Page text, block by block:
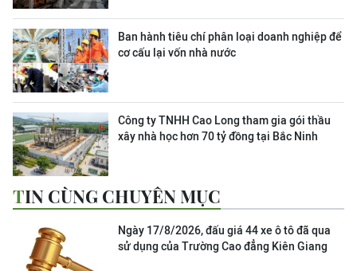
Ban hành tiêu chí phân loại doanh nghiệp để
cơ cấu lại vốn nhà nước
Công ty TNHH Cao Long tham gia gói thầu
xây nhà học hơn 70 tỷ đồng tại Bắc Ninh
TIN CÙNG CHUYÊN MỤC
Ngày 17/8/2026, đấu giá 44 xe ô tô đã qua
sử dụng của Trường Cao đẳng Kiên Giang